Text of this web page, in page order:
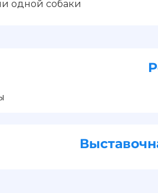
одной собаки